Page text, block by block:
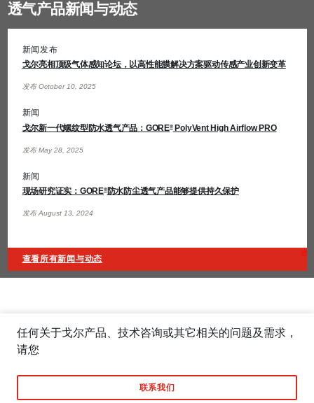
透气产品新闻与动态
新闻发布
戈尔亮相顶级气体感知论坛，以高性能膜解决方案驱动传感产业创新变革
发布 October 10, 2025
新闻
戈尔新一代螺纹型防水透气产品：GORE®PolyVent High Airflow PRO
发布 May 28, 2025
新闻
现场研究证实：GORE®防水防尘透气产品能够提供持久保护
发布 August 13, 2024
查看所有新闻与动态
任何关于戈尔产品、技术咨询或其它相关的问题及需求，
请您
联系我们